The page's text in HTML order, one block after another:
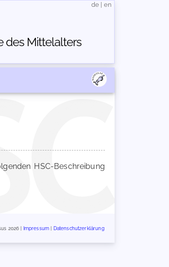
des Mittelalters
de en
HSC-Beschreibung
2026 | Impressum Datenschutzerklärung